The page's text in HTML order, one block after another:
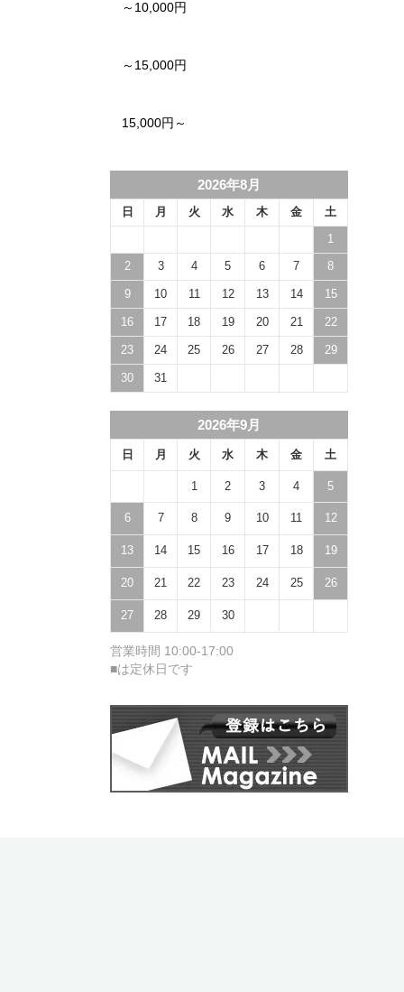
～10,000円
～15,000円
15,000円～
2026年8月
日 月 火 水 木 金
土
1
2
3 4 5 6 7 8
9 10 11 12 13 14 15
16 17 18 19 20 21 22
23 24 25 26 27 28 29
30 31
2026年9月
日 月 火 水 木 金 土
1 2 3 4 5
6 7 8 9 10 11 12
13 14 15 16 17 18 19
20 21 22 23 24 25 26
27 28 29 30
営業時間 10:00-17:00
■は定休日です